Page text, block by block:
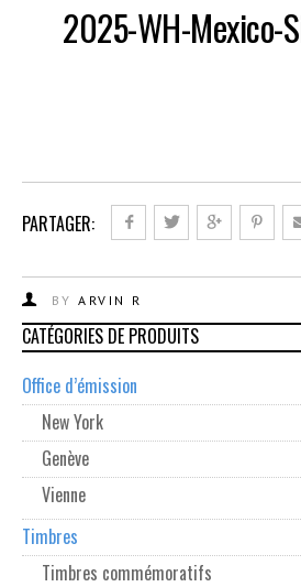
2025-WH-Mexico-
PARTAGER:
BY ARVIN R
CATÉGORIES DE PRODUITS
Office d’émission
New York
Genève
Vienne
Timbres
Timbres commémoratifs